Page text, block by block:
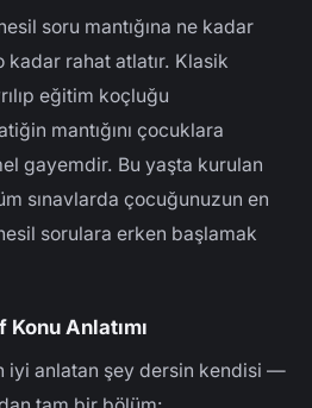
soru mantığına ne kadar
rahat atlatır. Klasik
eğitim koçluğu
mantığını çocuklara
gayemdir. Bu yaşta kurulan
sınavlarda çocuğunuzun en
sorulara erken başlamak
Konu Anlatımı
iyi anlatan şey dersin kendisi —